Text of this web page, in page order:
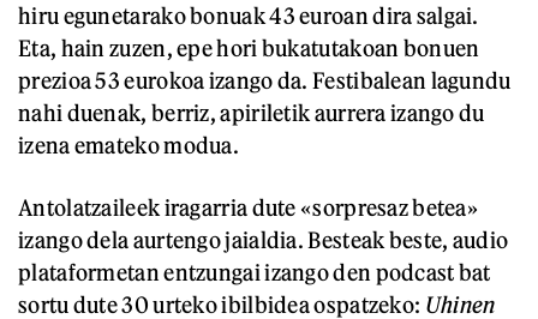
hiru egunetarako bonuak 43 euroan dira salgai.
Eta, hain zuzen, epe hori bukatutakoan bonuen
prezioa 53 eurokoa izango da. Festibalean lagundu
nahi duenak, berriz, apiriletik aurrera izango du
izena emateko modua.
Antolatzaileek iragarria dute «sorpresaz betea»
izango dela aurtengo jaialdia. Besteak beste, audio
plataformetan entzungai izango den podcast bat
sortu dute 30 urteko ibilbidea ospatzeko: Uhinen